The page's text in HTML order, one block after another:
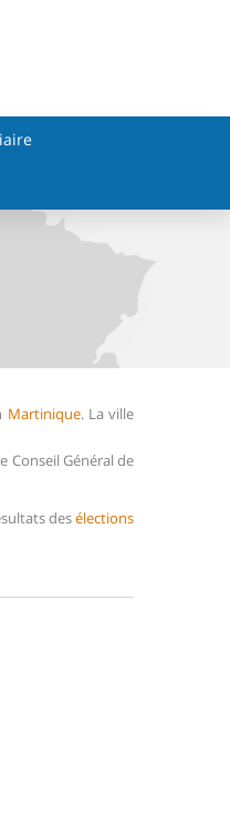
Martinique. La ville
Conseil Général de
desélections